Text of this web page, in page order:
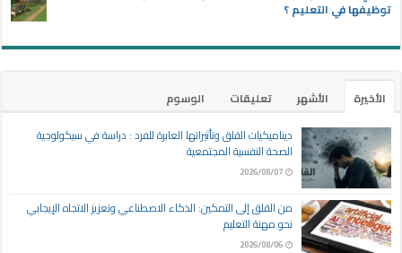
توظيفها في التعليم ؟
الأخيرة الأشهر تعليقات
الوسوم
ديناميكيات القلق وتأثيراتها العابرة للفرد : دراسة في سيكولوجية
الصحة النفسية المجتمعية
2026/08/07
من القلق إلى التمكين: الذكاء الاصطناعي وتعزيز الاتجاه الإيجابي
نحو مهنة التعليم
2026/08/06